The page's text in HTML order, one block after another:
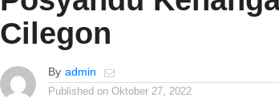
Cilegon
By admin
Published on Oktober 27, 2022